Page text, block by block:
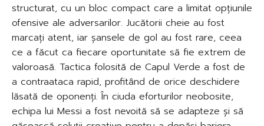
structurat, cu un bloc compact care a limitat opțiunile
ofensive ale adversarilor. Jucătorii cheie au fost
marcați atent, iar șansele de gol au fost rare, ceea
ce a făcut ca fiecare oportunitate să fie extrem de
valoroasă. Tactica folosită de Capul Verde a fost de
a contraataca rapid, profitând de orice deschidere
lăsată de oponenți. În ciuda eforturilor neobosite,
echipa lui Messi a fost nevoită să se adapteze și să